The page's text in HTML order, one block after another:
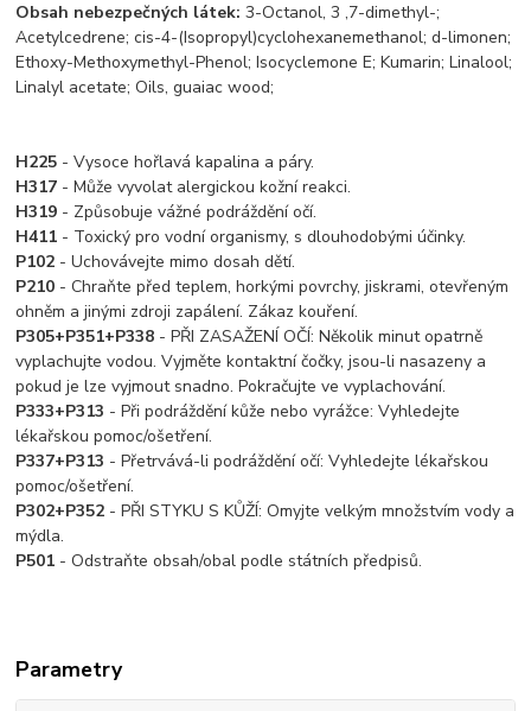
Obsah nebezpečných látek: 3-Octanol, 3 ,7-dimethyl-;
Acetylcedrene; cis-4-(Isopropyl)cyclohexanemethanol; d-limonen;
Ethoxy-Methoxymethyl-Phenol; Isocyclemone E; Kumarin; Linalool;
Linalyl acetate; Oils, guaiac wood;
H225 - Vysoce hořlavá kapalina a páry.
H317 - Může vyvolat alergickou kožní reakci.
H319 - Způsobuje vážné podráždění očí.
H411 - Toxický pro vodní organismy, s dlouhodobými účinky.
P102 - Uchovávejte mimo dosah dětí.
P210 - Chraňte před teplem, horkými povrchy, jiskrami, otevřeným
ohněm a jinými zdroji zapálení. Zákaz kouření.
P305+P351+P338 - PŘI ZASAŽENÍ OČÍ: Několik minut opatrně
vyplachujte vodou. Vyjměte kontaktní čočky, jsou-li nasazeny a
pokud je lze vyjmout snadno. Pokračujte ve vyplachování.
P333+P313 - Při podráždění kůže nebo vyrážce: Vyhledejte
lékařskou pomoc/ošetření.
P337+P313 - Přetrvává-li podráždění očí: Vyhledejte lékařskou
pomoc/ošetření.
P302+P352 - PŘI STYKU S KŮŽÍ: Omyjte velkým množstvím vody a
mýdla.
P501 - Odstraňte obsah/obal podle státních předpisů.
Parametry